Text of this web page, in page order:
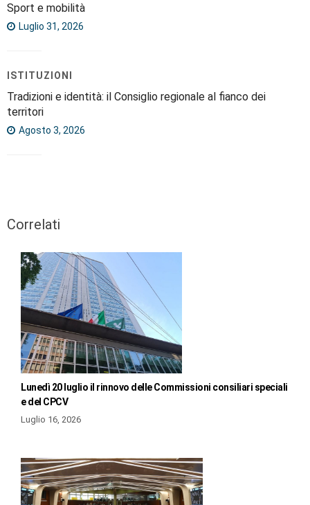
Sport e mobilità
Luglio 31, 2026
ISTITUZIONI
Tradizioni e identità: il Consiglio regionale al fianco dei
territori
Agosto 3, 2026
Correlati
Lunedì 20 luglio il rinnovo delle Commissioni consiliari speciali
e del CPCV
Luglio 16, 2026